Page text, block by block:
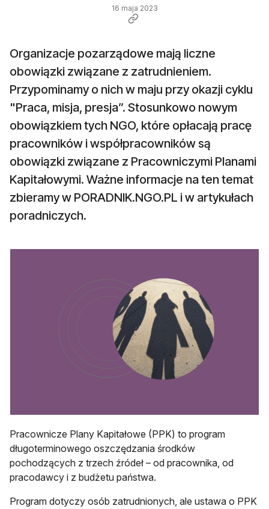
16 maja 2023
Organizacje pozarządowe mają liczne
obowiązki związane z zatrudnieniem.
Przypominamy o nich w maju przy okazji cyklu
"Praca, misja, presja”. Stosunkowo nowym
obowiązkiem tych NGO, które opłacają pracę
pracowników i współpracowników są
obowiązki związane z Pracowniczymi Planami
Kapitałowymi. Ważne informacje na ten temat
zbieramy w PORADNIK.NGO.PL i w artykułach
poradniczych.
Pracownicze Plany Kapitałowe (PPK) to program
długoterminowego oszczędzania środków
pochodzących z trzech źródeł – od pracownika, od
pracodawcy i z budżetu państwa.
Program dotyczy osób zatrudnionych, ale ustawa o PPK